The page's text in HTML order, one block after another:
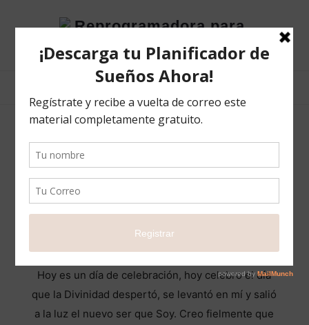
Reprogramadora
el
éxito
reprogramadoraparaelexito
Gratitud un Estilo de Vida
Hoy es un día de celebración, hoy celebro el día
que la Divinidad despertó, se levantó en mí y salió
a la luz el nuevo ser que Soy. Creo fielmente que